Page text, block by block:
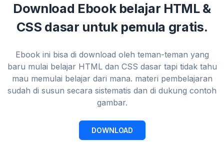
Download Ebook belajar HTML &
CSS dasar untuk pemula gratis.
Ebook ini bisa di download oleh teman-teman yang
baru mulai belajar HTML dan CSS dasar tapi tidak tahu
mau memulai belajar dari mana. materi pembelajaran
sudah di susun secara sistematis dan di dukung contoh
gambar.
DOWNLOAD